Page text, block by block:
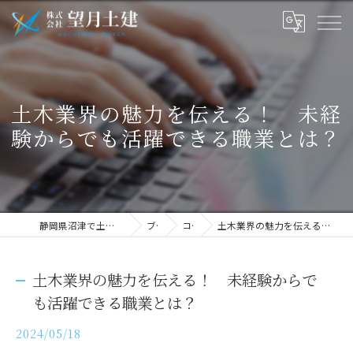
土木業界の魅力を伝える！ 未経
験からでも活躍できる職業とは？
静岡県沼津で土木の求人なら株式会社望月土建 ブログ コラム 土木業界の魅力を伝える！ 未経験からでも活躍できる職業とは？
土木業界の魅力を伝える！ 未経験からで
も活躍できる職業とは？
2024/05/18